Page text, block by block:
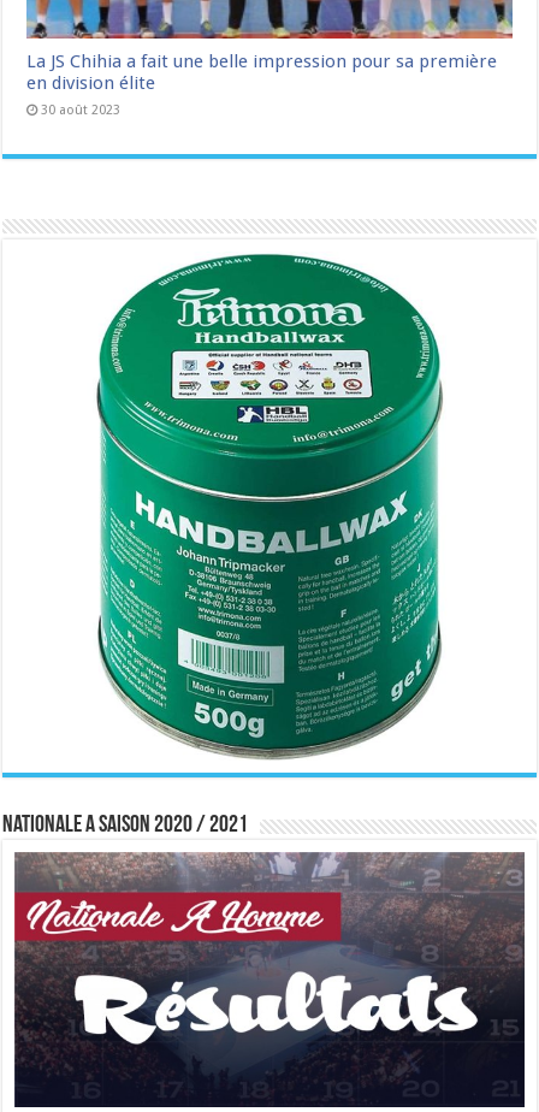
La JS Chihia a fait une belle impression pour sa première
en division élite
30 août 2023
Nationale A saison 2020 / 2021